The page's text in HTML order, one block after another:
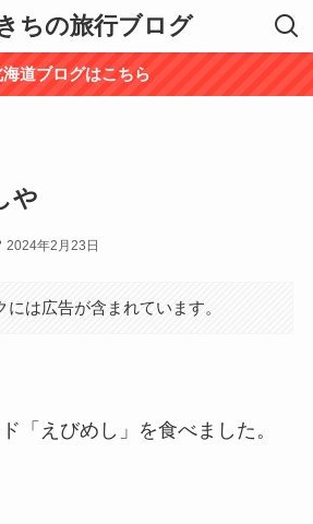
ちの旅行ブログ
海道ブログはこちら
や
2024年2月23日
には広告が含まれています。
「えびめし」を食べました。